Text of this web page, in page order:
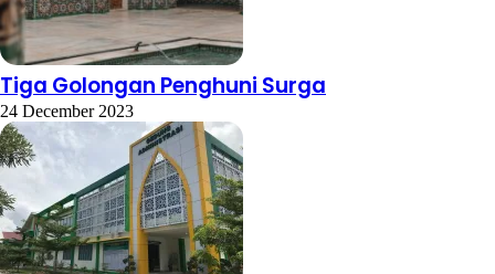
Tiga Golongan Penghuni Surga
24 December 2023